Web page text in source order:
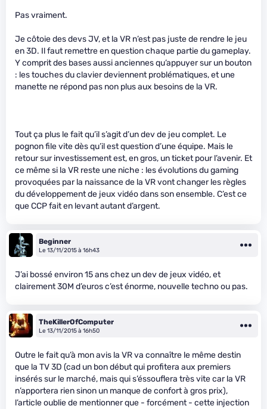
Pas vraiment.
Je côtoie des devs JV, et la VR n’est pas juste de rendre le jeu
en 3D. Il faut remettre en question chaque partie du gameplay.
Y comprit des bases aussi anciennes qu’appuyer sur un bouton
: les touches du clavier deviennent problématiques, et une
manette ne répond pas non plus aux besoins de la VR.
Tout ça plus le fait qu’il s’agit d’un dev de jeu complet. Le
pognon file vite dès qu’il est question d’une équipe. Mais le
retour sur investissement est, en gros, un ticket pour l’avenir. Et
ce même si la VR reste une niche : les évolutions du gaming
provoquées par la naissance de la VR vont changer les règles
du développement de jeux vidéo dans son ensemble. C’est ce
que CCP fait en levant autant d’argent.
Beginner
Le 13/11/2015 à 16h43
J’ai bossé environ 15 ans chez un dev de jeux vidéo, et
clairement 30M d’euros c’est énorme, nouvelle techno ou pas.
TheKillerOfComputer
Le 13/11/2015 à 16h50
Outre le fait qu’à mon avis la VR va connaître le même destin
que la TV 3D (cad un bon début qui profitera aux premiers
insérés sur le marché, mais qui s’éssouflera très vite car la VR
n’apportera rien sinon un manque de confort à gros prix),
l’article oublie de mentionner que - forcément - cette injection